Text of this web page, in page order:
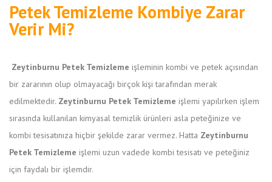
Petek Temizleme Kombiye Zarar
Verir Mi?
Zeytinburnu Petek Temizleme işleminin kombi ve petek açısından
bir zararının olup olmayacağı birçok kişi tarafından merak
edilmektedir. Zeytinburnu Petek Temizleme işlemi yapılırken işlem
sırasında kullanılan kimyasal temizlik ürünleri asla peteğinize ve
kombi tesisatınıza hiçbir şekilde zarar vermez. Hatta Zeytinburnu
Petek Temizleme işlemi uzun vadede kombi tesisatı ve peteğiniz
için faydalı bir işlemdir.